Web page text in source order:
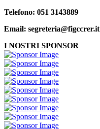
Telefono: 051 3143889
Email: segreteria@figccrer.it
I NOSTRI SPONSOR